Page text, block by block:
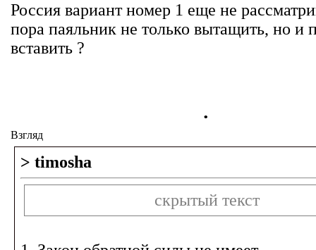
Россия вариант номер 1 еще не
пора паяльник не только вытащить, но и
вставить ?
.
Взгляд
> timosha
скрытый текст